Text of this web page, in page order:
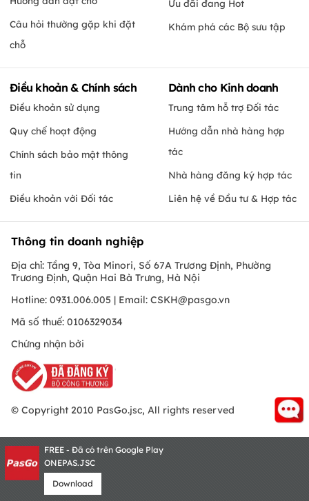
Câu hỏi thường gặp khi đặt
chỗ
Ưu đãi đang Hot
Khám phá các Bộ sưu tập
Điều khoản & Chính sách
Điều khoản sử dụng
Quy chế hoạt động
Chính sách bảo mật thông
tin
Điều khoản với Đối tác
Dành cho Kinh doanh
Trung tâm hỗ trợ Đối tác
Hướng dẫn nhà hàng hợp
tác
Nhà hàng đăng ký hợp tác
Liên hệ về Đầu tư & Hợp tác
Thông tin doanh nghiệp
Địa chỉ: Tầng 9, Tòa Minori, Số 67A Trương Định, Phường
Trương Định, Quận Hai Bà Trưng, Hà Nội
Hotline: 0931.006.005 | Email: CSKH@pasgo.vn
Mã số thuế: 0106329034
Chứng nhận bởi
© Copyright 2010 PasGo.jsc, All rights reserved
FREE - Đã có trên Google Play
ONEPAS.JSC
Download